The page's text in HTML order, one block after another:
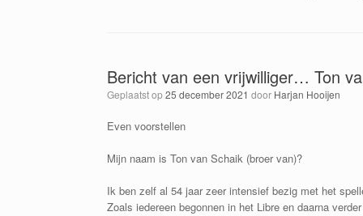
Bericht van een vrijwilliger… Ton
Geplaatst op25 december 2021 door Harjan Hooijen
Even voorstellen
Mijn naam is Ton van Schaik (broer van)?
Ik ben zelf al 54 jaar zeer intensief bezig met het
Zoals iedereen begonnen in het Libre en daarna